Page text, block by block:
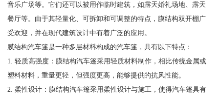
音乐广场等。它们还可以被用作临时建筑，如露天婚礼场地、露天
餐厅等。由于其轻量化、可拆卸和可调整的特点，膜结构双开棚广
受欢迎，并在现代建筑设计中有着广泛的应用。
膜结构汽车篷是一种多层材料构成的汽车篷，具有以下特点：
1. 轻质高强度：膜结构汽车篷采用轻质材料制作，相比传统金属或
塑料材料，重量更轻，但强度更高，能够提供的抗风性能。
2. 柔性设计：膜结构汽车篷采用柔性设计与施工，使得汽车篷具有